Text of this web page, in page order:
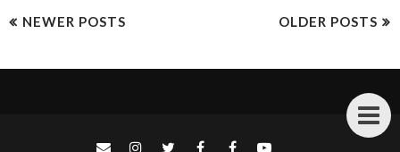
NEWER POSTS OLDER POSTS